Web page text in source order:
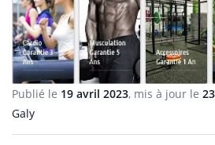
Publié le 19 avril 2023, mis à jour le
Galy